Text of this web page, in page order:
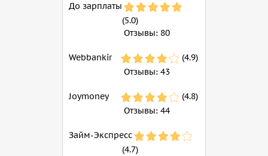
До зарплаты
(5.0)
Отзывы: 80
Webbankir
(4.9)
Отзывы: 43
Joymoney
(4.8)
Отзывы: 44
Займ-Экспресс
(4.7)